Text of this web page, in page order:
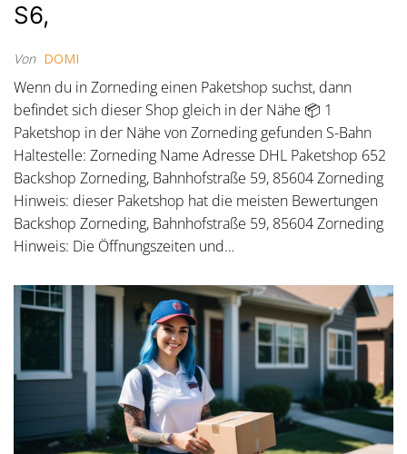
S6,
Von DOMI
Wenn du in Zorneding einen Paketshop suchst, dann
befindet sich dieser Shop gleich in der Nähe 📦 1
Paketshop in der Nähe von Zorneding gefunden S-Bahn
Haltestelle: Zorneding Name Adresse DHL Paketshop 652
Backshop Zorneding, Bahnhofstraße 59, 85604 Zorneding
Hinweis: dieser Paketshop hat die meisten Bewertungen
Backshop Zorneding, Bahnhofstraße 59, 85604 Zorneding
Hinweis: Die Öffnungszeiten und…